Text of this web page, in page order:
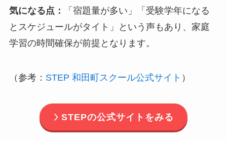
気になる点：
「宿題量が多い」「受験学年になる
とスケジュールがタイト」という声もあり、家庭
学習の時間確保が前提となります。
（参考： STEP 和田町スクール公式サイト ）
STEPの公式サイトをみる